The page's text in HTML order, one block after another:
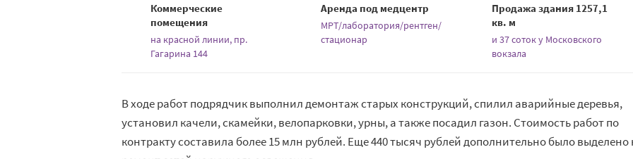
Коммерческие
помещения
на красной линии, пр.
Гагарина 144
Аренда под медцентр
МРТ/лаборатория/рентген/
стационар
Продажа здания 1257,1
кв. м
и 37 соток у Московского
вокзала
В ходе работ подрядчик выполнил демонтаж старых конструкций, спилил аварийные деревья,
установил качели, скамейки, велопарковки, урны, а также посадил газон. Стоимость работ по
контракту составила более 15 млн рублей. Еще 440 тысяч рублей дополнительно было выделено